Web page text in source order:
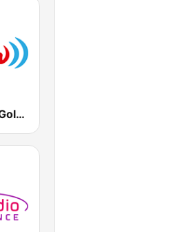
Rádio Vlna - Golden Hits